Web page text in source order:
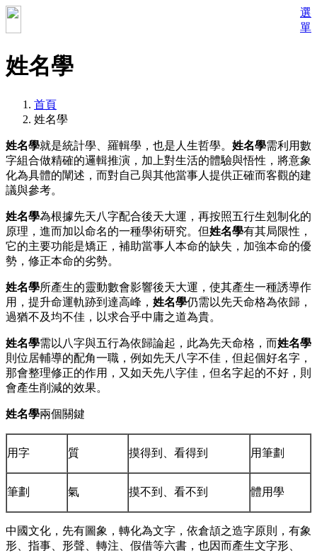
選
單
姓名學
首頁
姓名學
姓名學就是統計學、羅輯學，也是人生哲學。 姓名學需利用數
字組合做精確的邏輯推演，加上對生活的體驗與悟性，將意象
化為具體的闡述，而對自己與其他當事人提供正確而客觀的建
議與參考。
姓名學為根據先天八字配合後天大運，再按照五行生剋制化的
原理，進而加以命名的一種學術研究。但姓名學有其局限性，
它的主要功能是矯正，補助當事人本命的缺失，加強本命的優
勢，修正本命的劣勢。
姓名學所產生的靈動數會影響後天大運，使其產生一種誘導作
用，提升命運軌跡到達高峰， 姓名學仍需以先天命格為依歸，
過猶不及均不佳，以求合乎中庸之道為貴。
姓名學需以八字與五行為依歸論起，此為先天命格，而姓名學
則位居輔導的配角一職，例如先天八字不佳，但起個好名字，
那會整理修正的作用，又如天先八字佳，但名字起的不好，則
會產生削減的效果。
姓名學兩個關鍵
用字 質 摸得到、看得到 用筆劃
筆劃 氣 摸不到、看不到 體用學
中國文化，先有圖象，轉化為文字，依倉頡之造字原則，有象
形、指事、形聲、轉注、假借等六書，也因而產生文字形、